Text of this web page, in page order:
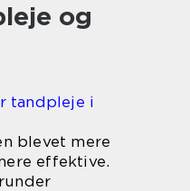
og
tandpleje i
blevet mere
effektive.